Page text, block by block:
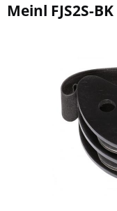
Meinl FJS2S-